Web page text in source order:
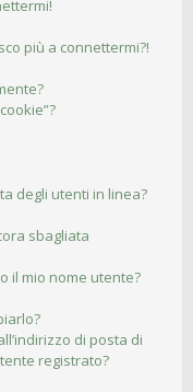
più a connettermi?!
degli utenti in linea?
sbagliata
il mio nome utente?
di posta di
registrato?